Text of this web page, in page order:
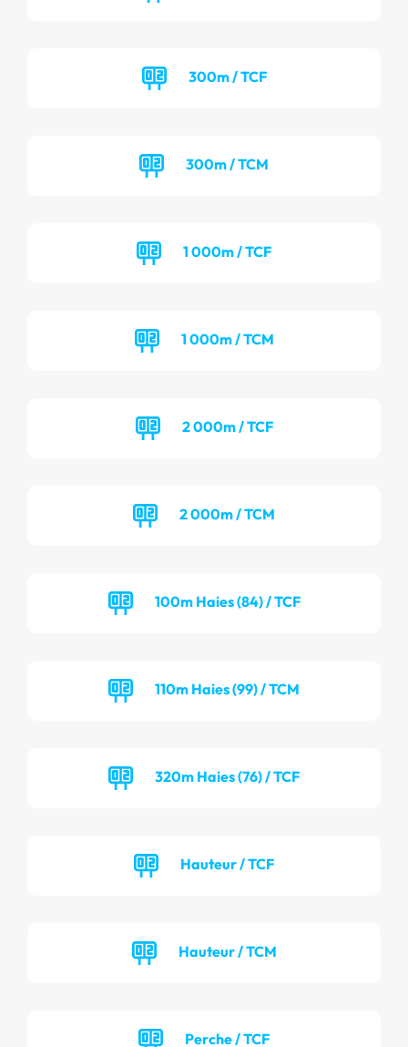
300m / TCF
300m / TCM
1 000m / TCF
1 000m / TCM
2 000m / TCF
2 000m / TCM
100m Haies (84) / TCF
110m Haies (99) / TCM
320m Haies (76) / TCF
Hauteur / TCF
Hauteur / TCM
Perche / TCF